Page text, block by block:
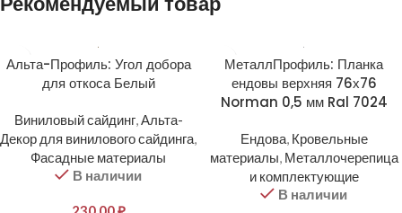
Альта-Профиль: Угол добора
для откоса Белый
Виниловый сайдинг,Альта-
Декор для винилового сайдинга,
Фасадные материалы
В наличии
МеталлПрофиль: Планка
ендовы верхняя 76х76
Norman 0,5 мм Ral 7024
Ендова, Кровельные
материалы, Металлочерепица
и комплектующие
В наличии